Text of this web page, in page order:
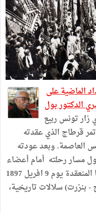
الماضية على
الدكتور بول
زار تونس ربيع
مؤتمر قرطاج الذي عقدته
العاصمة. وبعد عودته
مسار رحلته أمام أعضاء
جمعية الجغرافيا بجنيف في جلستها المنعقدة يوم 9 افريل 1897
بنزرت) سلالات تاريخية،